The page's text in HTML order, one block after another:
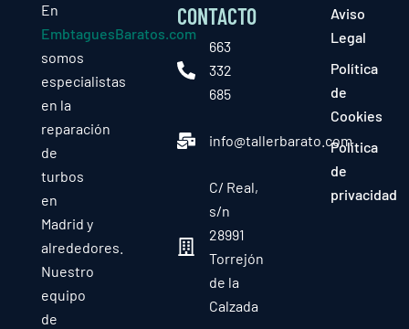
En
EmbtaguesBaratos.com
somos
especialistas
en la
reparación
de
turbos
en
Madrid y
alrededores.
Nuestro
equipo
de
CONTACTO
663
332
685
info@tallerbarato.com
C/ Real,
s/n
28991
Torrejón
de la
Calzada
Aviso
Legal
Política
de
Cookies
Política
de
privacidad